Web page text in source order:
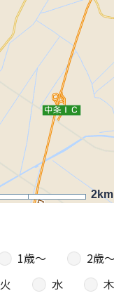
2km
1歳〜 2歳〜
火 水 木